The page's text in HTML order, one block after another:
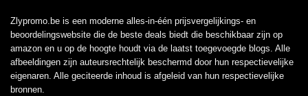
Zlypromo.be is een moderne alles-in-één prijsvergelijkings- en
beoordelingswebsite die de beste deals biedt die beschikbaar zijn op
amazon en u op de hoogte houdt via de laatst toegevoegde blogs. Alle
afbeeldingen zijn auteursrechtelijk beschermd door hun respectievelijke
eigenaren. Alle geciteerde inhoud is afgeleid van hun respectievelijke
bronnen.